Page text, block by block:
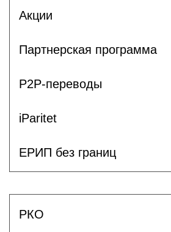
Акции
Партнерская программа
P2P-переводы
iParitet
ЕРИП без границ
РКО